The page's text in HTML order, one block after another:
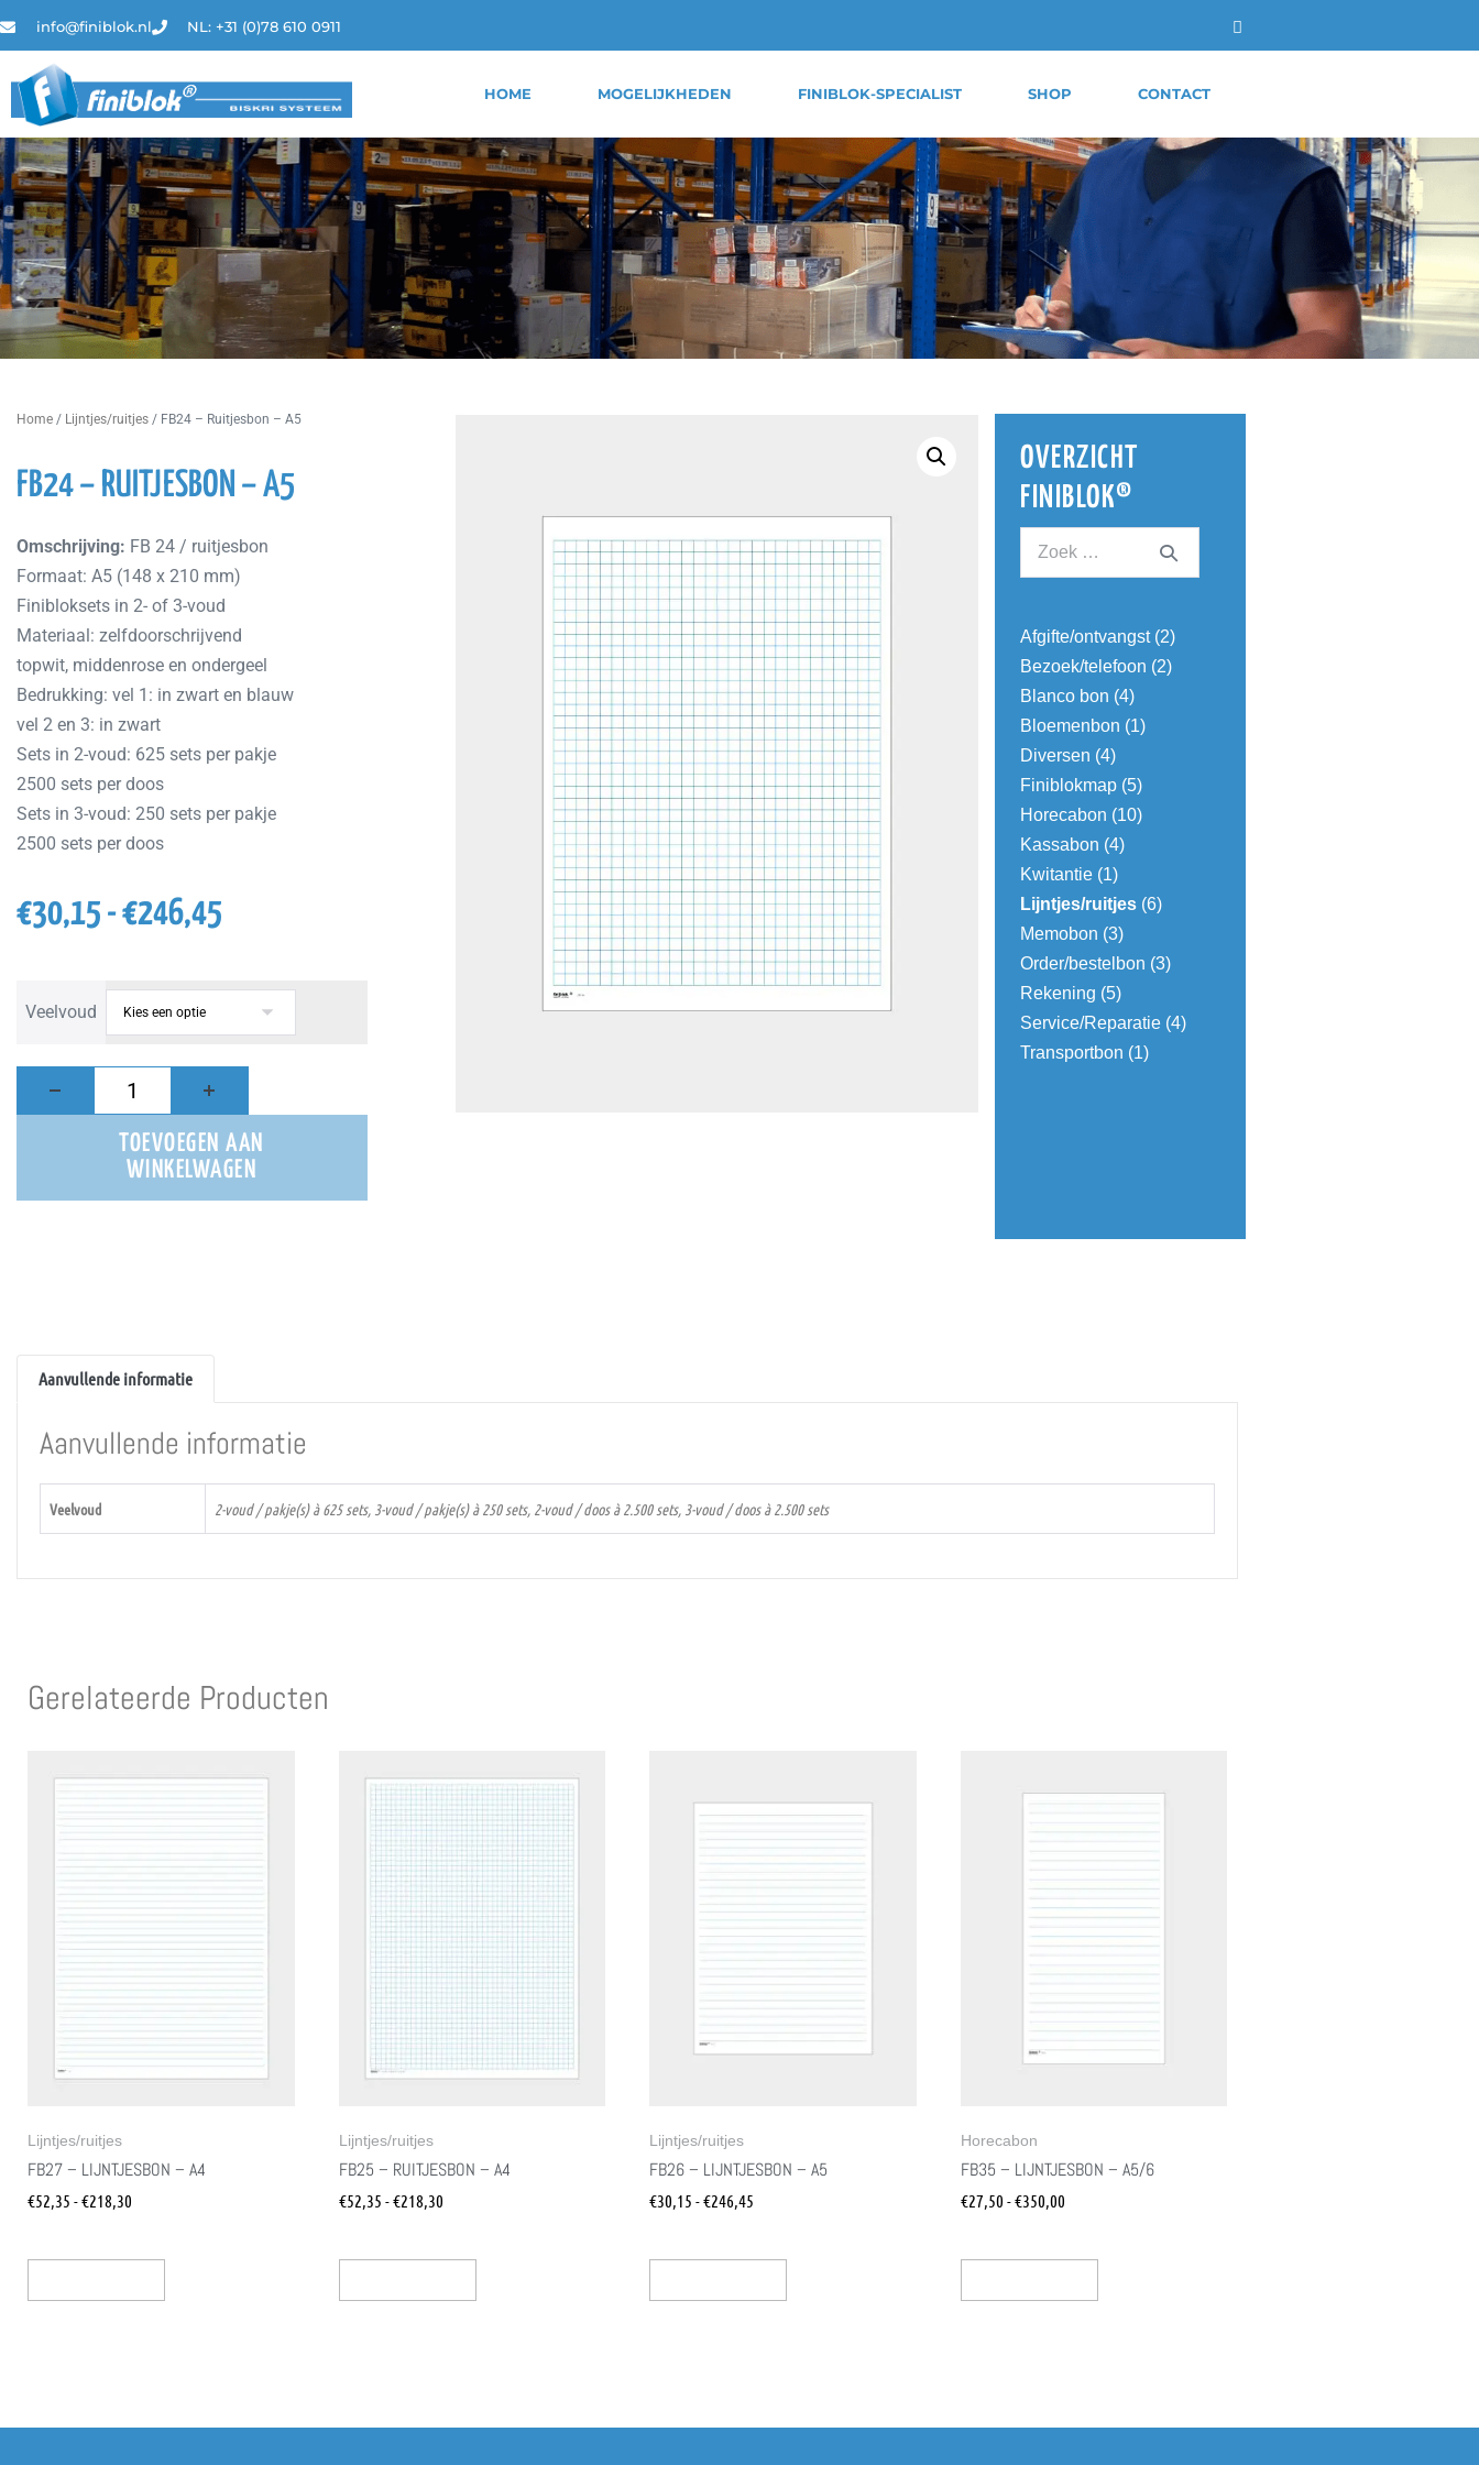
info@finiblok.nl NL: +31 (0)78 610 0911
HOME MOGELIJKHEDEN FINIBLOK-SPECIALIST SHOP CONTACT
Home / Lijntjes/ruitjes / FB24 – Ruitjesbon – A5
FB24 – RUITJESBON – A5
Omschrijving: FB 24 / ruitjesbon
Formaat: A5 (148 x 210 mm)
Finibloksets in 2- of 3-voud
Materiaal: zelfdoorschrijvend
topwit, middenrose en ondergeel
Bedrukking: vel 1: in zwart en blauw
vel 2 en 3: in zwart
Sets in 2-voud: 625 sets per pakje
2500 sets per doos
Sets in 3-voud: 250 sets per pakje
2500 sets per doos
€30,15 -€246,45
Veelvoud
TOEVOEGEN AAN
WINKELWAGEN
OVERZICHT
FINIBLOK®
Afgifte/ontvangst (2)
Bezoek/telefoon (2)
Blanco bon (4)
Bloemenbon (1)
Diversen (4)
Finiblokmap (5)
Horecabon (10)
Kassabon (4)
Kwitantie (1)
Lijntjes/ruitjes (6)
Memobon (3)
Order/bestelbon (3)
Rekening (5)
Service/Reparatie (4)
Transportbon (1)
Aanvullende informatie
Aanvullende informatie
Veelvoud 2-voud / pakje(s) à 625 sets, 3-voud / pakje(s) à 250 sets, 2-voud / doos à 2.500 sets, 3-voud / doos à 2.500 sets
Gerelateerde Producten
Lijntjes/ruitjes
FB27 – LIJNTJESBON – A4
€52,35 -€218,30
Lijntjes/ruitjes
FB25 – RUITJESBON – A4
€52,35 -€218,30
Lijntjes/ruitjes
FB26 – LIJNTJESBON – A5
€30,15 -€246,45
Horecabon
FB35 – LIJNTJESBON – A5/6
€27,50 -€350,00